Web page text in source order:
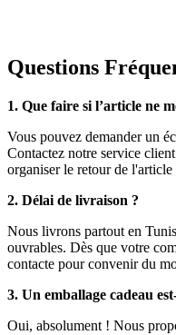
Questions
1. Que faire si l’article ne
Vous pouvez demander un
Contactez notre service
organiser le retour de
2. Délai de livraison ?
Nous livrons partout en
ouvrables. Dès que votre
contacte pour convenir du
3. Un emballage cadeau
Oui, absolument ! Nous